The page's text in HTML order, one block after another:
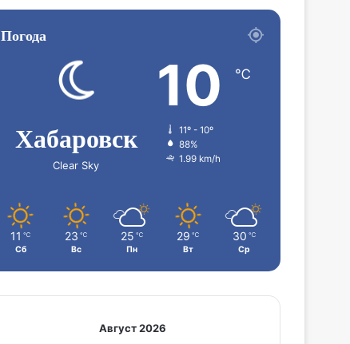
Погода
Хабаровск
Clear Sky
10 ℃
11º - 10º
88%
1.99 km/h
11 ℃
Сб
23 ℃
Вс
25 ℃
Пн
29 ℃
Вт
30 ℃
Ср
Август 2026